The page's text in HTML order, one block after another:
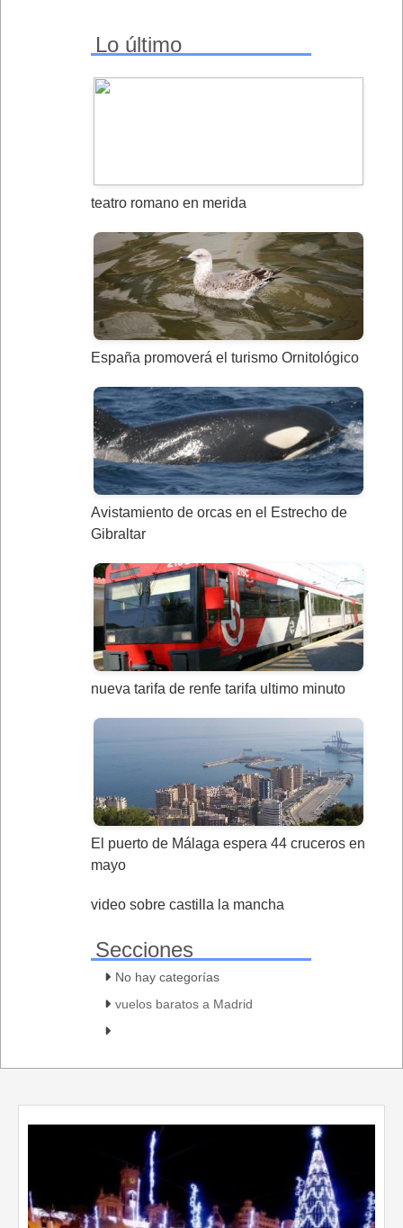
Lo último
teatro romano en merida
España promoverá el turismo Ornitológico
Avistamiento de orcas en el Estrecho de
Gibraltar
nueva tarifa de renfe tarifa ultimo minuto
El puerto de Málaga espera 44 cruceros en
mayo
video sobre castilla la mancha
Secciones
No hay categorías
vuelos baratos a Madrid